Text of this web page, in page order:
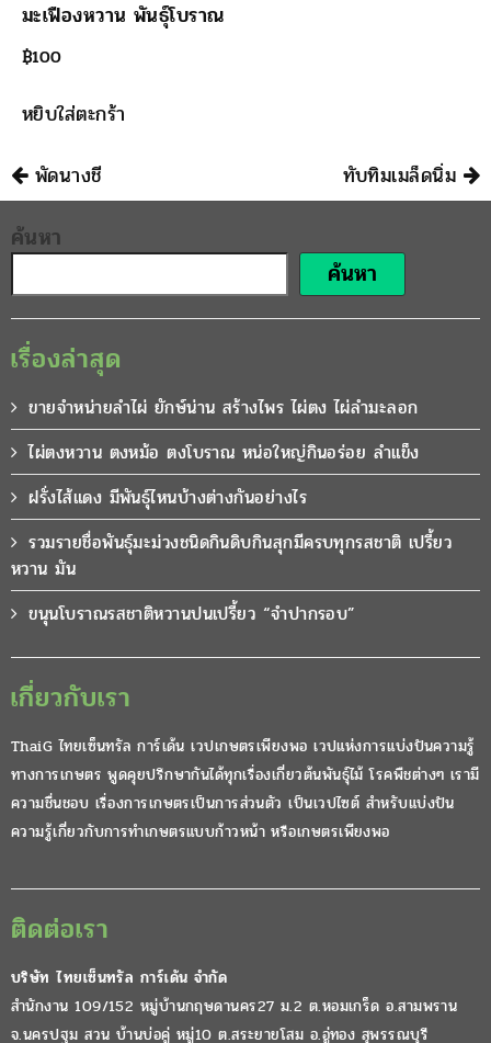
มะเฟืองหวาน พันธุ์โบราณ
฿100
หยิบใส่ตะกร้า
นำทาง
พัดนางชี ทับทิมเมล็ดนิ่ม
ค้นหา
ค้นหา
เรื่องล่าสุด
ขายจำหน่ายลำไผ่ ยักษ์น่าน สร้างไพร ไผ่ตง ไผ่ลำมะลอก
ไผ่ตงหวาน ตงหม้อ ตงโบราณ หน่อใหญ่กินอร่อย ลำแข็ง
ฝรั่งไส้แดง มีพันธุ์ไหนบ้างต่างกันอย่างไร
รวมรายชื่อพันธุ์มะม่วงชนิดกินดิบกินสุกมีครบทุกรสชาติ เปรี้ยว
หวาน มัน
ขนุนโบราณรสชาติหวานปนเปรี้ยว “จำปากรอบ”
เกี่ยวกับเรา
ThaiG ไทยเซ็นทรัล การ์เด้น เวปเกษตรเพียงพอ เวปแห่งการแบ่งปันความรู้
ทางการเกษตร พูดคุยปรึกษากันได้ทุกเรื่องเกี่ยวต้นพันธุ์ไม้ โรคพืชต่างๆ เรามี
ความชื่นชอบ เรื่องการเกษตรเป็นการส่วนตัว เป็นเวปไซต์ สำหรับแบ่งปัน
ความรู้เกี่ยวกับการทำเกษตรแบบก้าวหน้า หรือเกษตรเพียงพอ
ติดต่อเรา
บริษัท ไทยเซ็นทรัล การ์เด้น จำกัด
สำนักงาน 109/152 หมู่บ้านกฤษดานคร27 ม.2 ต.หอมเกร็ด อ.สามพราน
จ.นครปฐม สวน บ้านบ่อคู่ หมู่10 ต.สระยายโสม อ.อู่ทอง สุพรรณบุรี